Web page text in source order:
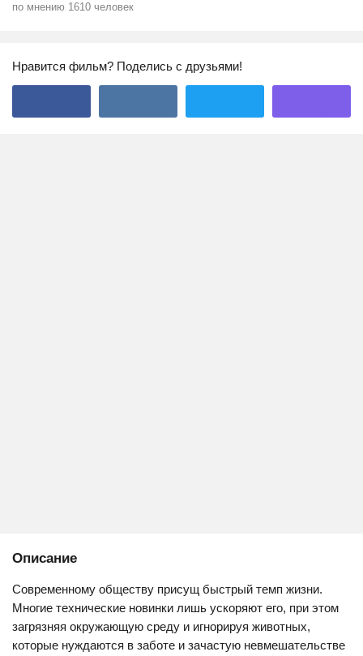
по мнению 1610 человек
Нравится фильм? Поделись с друзьями!
Описание
Современному обществу присущ быстрый темп жизни.
Многие технические новинки лишь ускоряют его, при этом
загрязняя окружающую среду и игнорируя животных,
которые нуждаются в заботе и зачастую невмешательстве